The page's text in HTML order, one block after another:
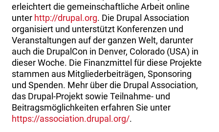
erleichtert die gemeinschaftliche Arbeit online
unter http://drupal.org. Die Drupal Association
organisiert und unterstützt Konferenzen und
Veranstaltungen auf der ganzen Welt, darunter
auch die DrupalCon in Denver, Colorado (USA) in
dieser Woche. Die Finanzmittel für diese Projekte
stammen aus Mitgliederbeiträgen, Sponsoring
und Spenden. Mehr über die Drupal Association,
das Drupal-Projekt sowie Teilnahme- und
Beitragsmöglichkeiten erfahren Sie unter
https://association.drupal.org/.